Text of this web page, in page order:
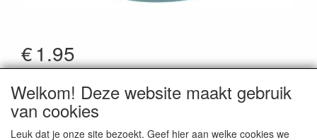
€1.95
*Prijzen zijn inclusief btw
Artikelcode: Cheebies42539
Welkom! Deze website maakt gebruik
van cookies
Leuk dat je onze site bezoekt. Geef hier aan welke cookies we